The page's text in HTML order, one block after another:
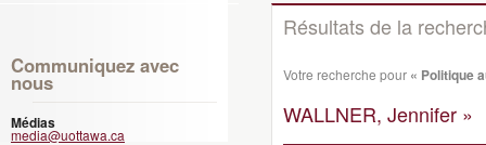
Communiquez avec
nous
Médias
media@uottawa.ca
Résultats de la
Votre recherche pour « Politique
WALLNER, Jennifer »